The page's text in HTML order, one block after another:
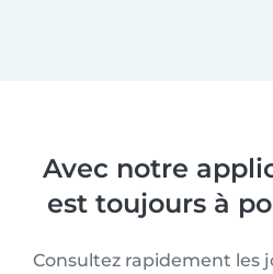
Avec notre
est toujours à
Consultez rapidement les